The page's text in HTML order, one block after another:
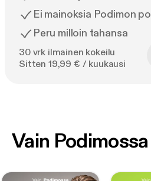
Ei mainoksia Podimon
Peru milloin tahansa
30 vrk ilmainen kokeilu
Sitten 19,99 € / kuukausi
Vain Podimossa